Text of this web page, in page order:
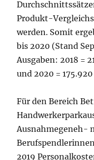
Produkt-
werden. Somit
bis 2020 (Stand
Ausgaben: 2018 =
und 2020 =
Für den Bereich
Ausnahmegeneh-
2019